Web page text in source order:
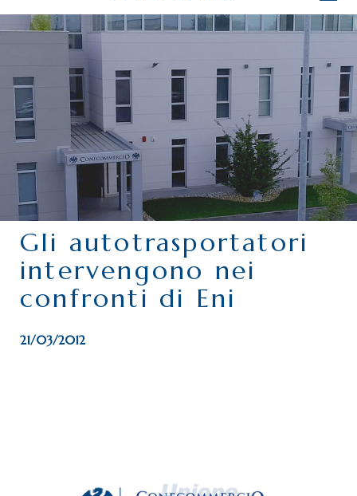
CHI SIAMO
SERVIZI
CATEGORIE
DELEGAZIONI
ATTIVITÀ STORICHE
PERIODICO
PERCHÉ ASSOCIARSI?
DOVE SIAMO
CONTATTI
Gli autotrasportatori
intervengono nei
confronti di Eni
21/03/2012